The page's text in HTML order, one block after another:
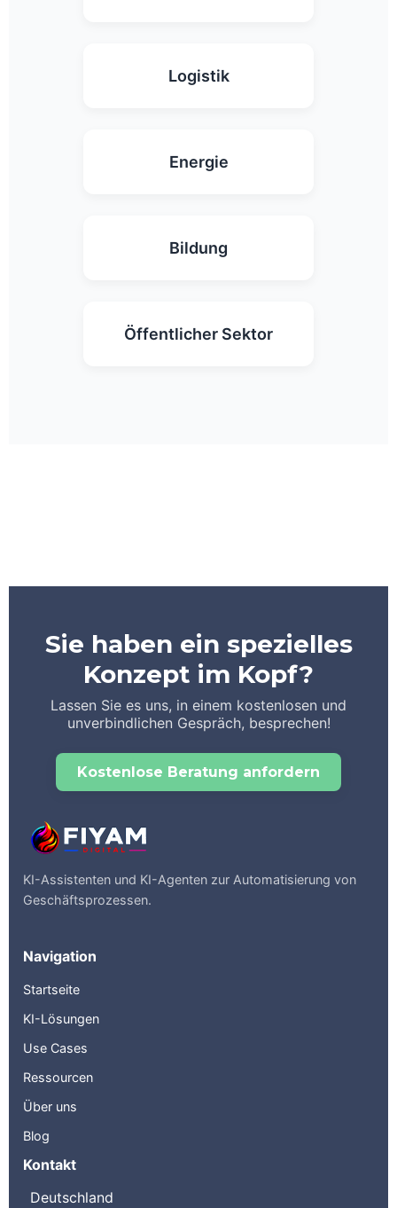
Logistik
Energie
Bildung
Öffentlicher Sektor
Sie haben ein spezielles
Konzept im Kopf?
Lassen Sie es uns, in einem kostenlosen und
unverbindlichen Gespräch, besprechen!
Kostenlose Beratung anfordern
KI-Assistenten und KI-Agenten zur Automatisierung von
Geschäftsprozessen.
Navigation
Startseite
KI-Lösungen
Use Cases
Ressourcen
Über uns
Blog
Kontakt
Deutschland